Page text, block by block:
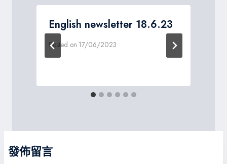
English newsletter 18.6.23
Posted on 17/06/2023
發佈留言